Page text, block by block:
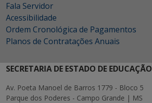
Fala Servidor
Acessibilidade
Ordem Cronológica de Pagamentos
Planos de Contratações Anuais
SECRETARIA DE ESTADO DE EDUCAÇÃO
Av. Poeta Manoel de Barros 1779 - Bloco 5
Parque dos Poderes - Campo Grande | MS